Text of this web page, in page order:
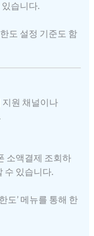
습니다.
도 설정 기준도 함
지원 채널이나
소액결제 조회하
수 있습니다.
도’ 메뉴를 통해 한